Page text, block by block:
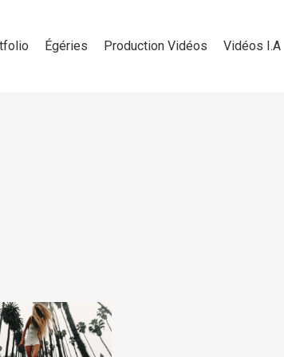
Égéries Production Vidéos Vidéos I.A